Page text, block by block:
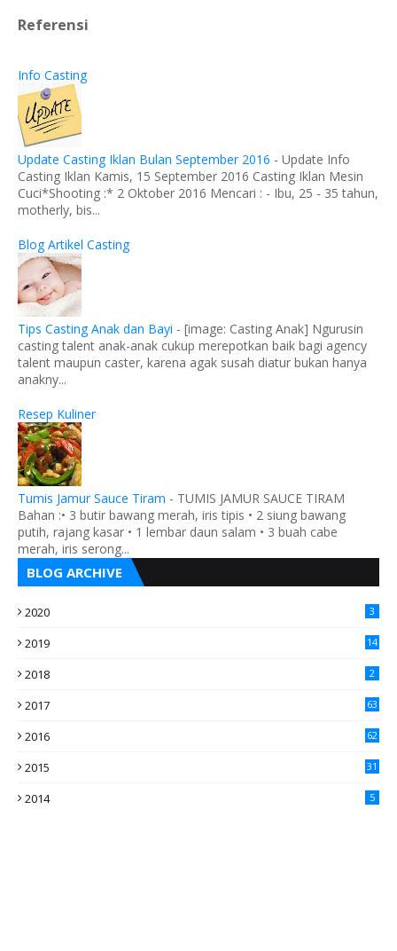
Referensi
Info Casting
Update Casting Iklan Bulan September 2016 - Update Info
Casting Iklan Kamis, 15 September 2016 Casting Iklan Mesin
Cuci*Shooting :* 2 Oktober 2016 Mencari : - Ibu, 25 - 35 tahun,
motherly, bis...
Blog Artikel Casting
Tips Casting Anak dan Bayi - [image: Casting Anak] Ngurusin
casting talent anak-anak cukup merepotkan baik bagi agency
talent maupun caster, karena agak susah diatur bukan hanya
anakny...
Resep Kuliner
Tumis Jamur Sauce Tiram - TUMIS JAMUR SAUCE TIRAM
Bahan :• 3 butir bawang merah, iris tipis • 2 siung bawang
putih, rajang kasar • 1 lembar daun salam • 3 buah cabe
merah, iris serong...
BLOG ARCHIVE
2020 3
2019 14
2018 2
2017 63
2016
62
2015
31
2014 5